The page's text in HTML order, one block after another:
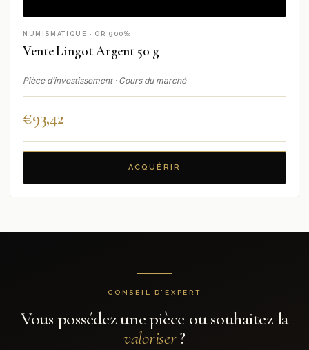
NUMISMATIQUE · OR 900‰
Vente Lingot Argent 50 g
Pièce d’investissement · Cours du marché
€93,42
ACQUÉRIR
CONSEIL D’EXPERT
Vous possédez une pièce ou souhaitez la
valoriser?